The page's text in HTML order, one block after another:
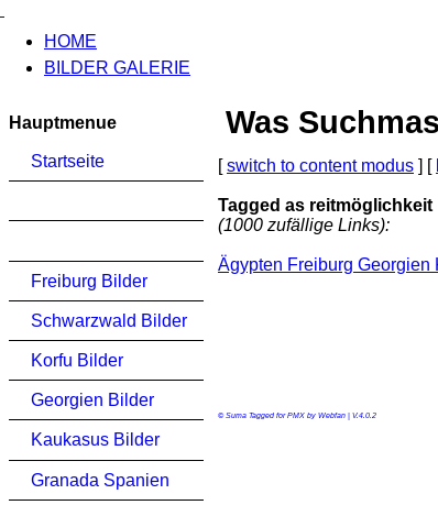
HOME
BILDER GALERIE
Hauptmenue
Startseite
Freiburg Bilder
Schwarzwald Bilder
Korfu Bilder
Georgien Bilder
Kaukasus Bilder
Granada Spanien
Was
[switch to content modus ] [
Tagged as reitmöglichkeit
(1000 zufällige Links):
Ägypten Freiburg Georgien
© Suma Tagged for PMX by Webfan | V.4.0.2